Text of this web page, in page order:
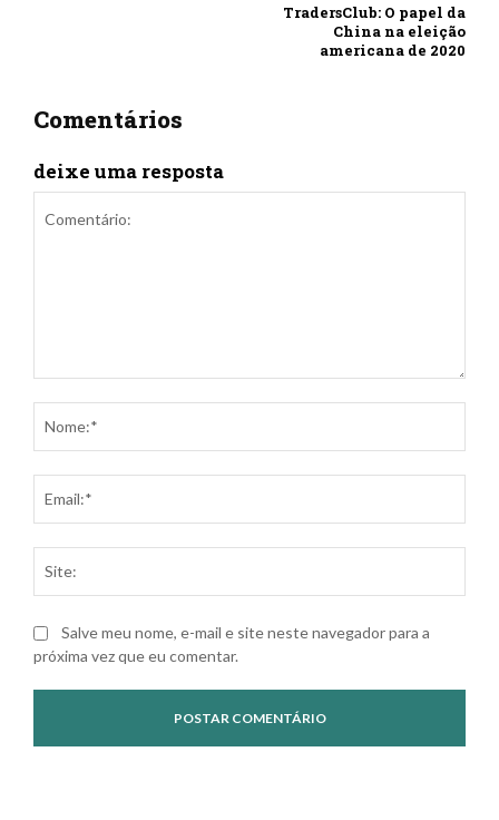
TradersClub: O papel da
China na eleição
americana de 2020
Comentários
deixe uma resposta
Salve meu nome, e-mail e site neste navegador para a
próxima vez que eu comentar.